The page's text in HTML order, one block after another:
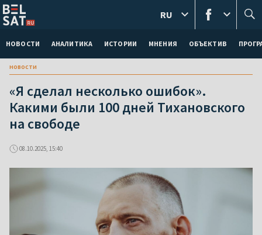
НОВОСТИ АНАЛИТИКА ИСТОРИИ МНЕНИЯ ОБЪЕКТИВ
RU
новости
«Я сделал несколько ошибок».
Какими были 100 дней Тихановского
на свободе
08.10.2025, 15:40